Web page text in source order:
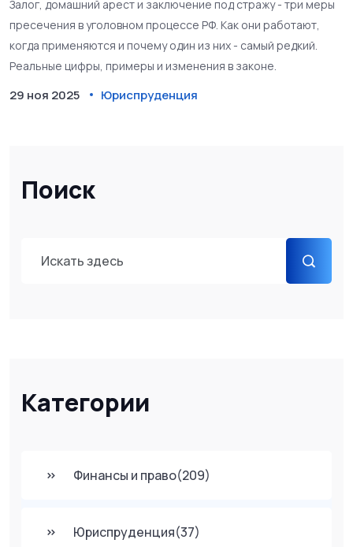
Поиск
Категории
Финансы и право(209)
Юриспруденция(37)
Залог, домашний арест и заключение под стражу - три меры
пресечения в уголовном процессе РФ. Как они работают,
когда применяются и почему один из них - самый редкий.
Реальные цифры, примеры и изменения в законе.
29 ноя 2025 Юриспруденция